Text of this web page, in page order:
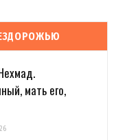
мать его,